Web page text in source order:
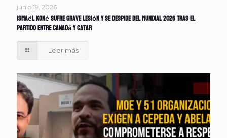
junio 19, 2026
Ismaël Koné sufre grave lesión y se despide del Mundial 2026 tras el
partido entre Canadá y Catar
Leer más